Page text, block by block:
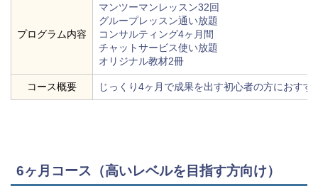
プログラム内容
マンツーマンレッスン32回
グループレッスン通い放題
コンサルティング4ヶ月間
チャットサービス使い放題
オリジナル教材2冊
コース概要 じっくり4ヶ月で成果を出す初心者の方におすす
6ヶ月コース（高いレベルを目指す方向け）